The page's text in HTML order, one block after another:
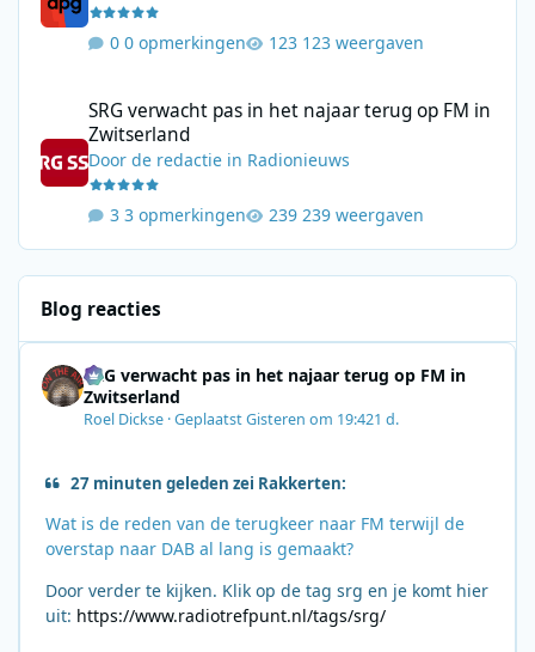
0 opmerkingen 123 weergaven
SRG verwacht pas in het najaar terug op FM in
Zwitserland
Doorde redactie in Radionieuws
3 opmerkingen 239 weergaven
Blog reacties
SRG verwacht pas in het najaar terug op FM in
Zwitserland
Roel Dickse ·GeplaatstGisteren om 19:421 d.
27 minuten geleden zei Rakkerten:
Wat is de reden van de terugkeer naar FM terwijl de
overstap naar DAB al lang is gemaakt?
Door verder te kijken. Klik op de tag srg en je komt hier
uit: https://www.radiotrefpunt.nl/tags/srg/